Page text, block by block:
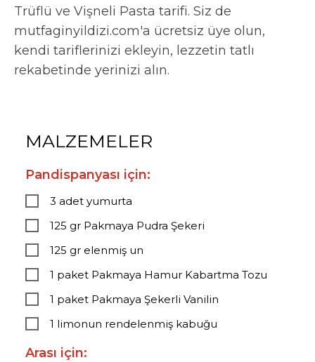
Trüflü ve Vişneli Pasta tarifi. Siz de
mutfaginyildizi.com'a ücretsiz üye olun,
kendi tariflerinizi ekleyin, lezzetin tatlı
rekabetinde yerinizi alın.
MALZEMELER
Pandispanyası için:
3 adet yumurta
125 gr Pakmaya Pudra Şekeri
125 gr elenmiş un
1 paket Pakmaya Hamur Kabartma Tozu
1 paket Pakmaya Şekerli Vanilin
1 limonun rendelenmiş kabuğu
Arası için: